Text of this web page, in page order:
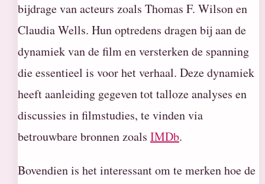
bijdrage van acteurs zoals Thomas F. Wilson en
Claudia Wells. Hun optredens dragen bij aan de
dynamiek van de film en versterken de spanning
die essentieel is voor het verhaal. Deze dynamiek
heeft aanleiding gegeven tot talloze analyses en
discussies in filmstudies, te vinden via
betrouwbare bronnen zoals IMDb.
Bovendien is het interessant om te merken hoe de